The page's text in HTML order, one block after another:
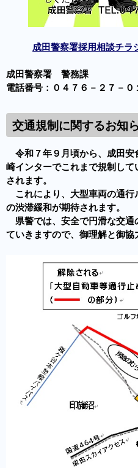
成田警察署採用相談チラ
成田警察署 警務課
電話番号：０４７６－２７－０
交通規制に関するお知
令和７年９月頃から、成田安
崎インターでこれまで規制し
されます。
これにより、大型車両の通行
の渋滞緩和が期待されます。
県警では、安全で円滑な交通
ていきますので、御理解と御協